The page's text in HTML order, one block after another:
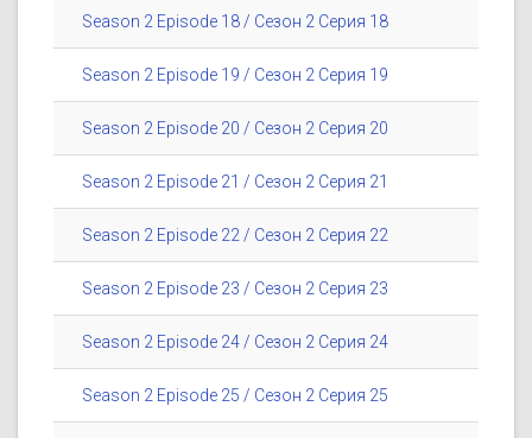
Season 2 Episode 18 / Сезон 2 Серия 18
Season 2 Episode 19 / Сезон 2 Серия 19
Season 2 Episode 20 / Сезон 2 Серия 20
Season 2 Episode 21 / Сезон 2 Серия 21
Season 2 Episode 22 / Сезон 2 Серия 22
Season 2 Episode 23 / Сезон 2 Серия 23
Season 2 Episode 24 / Сезон 2 Серия 24
Season 2 Episode 25 / Сезон 2 Серия 25